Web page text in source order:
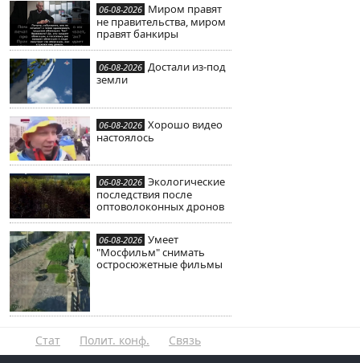
06-08-2026 Миром правят
не правительства, миром
правят банкиры
06-08-2026 Достали из-под
земли
06-08-2026 Хорошо видео
настоялось
06-08-2026 Экологические
последствия после
оптоволоконных дронов
06-08-2026 Умеет
"Мосфильм" снимать
остросюжетные фильмы
Стат Полит. конф. Связь